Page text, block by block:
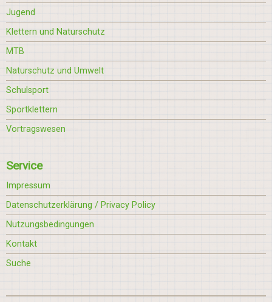
Jugend
Klettern und Naturschutz
MTB
Naturschutz und Umwelt
Schulsport
Sportklettern
Vortragswesen
Service
Impressum
Datenschutzerklärung / Privacy Policy
Nutzungsbedingungen
Kontakt
Suche